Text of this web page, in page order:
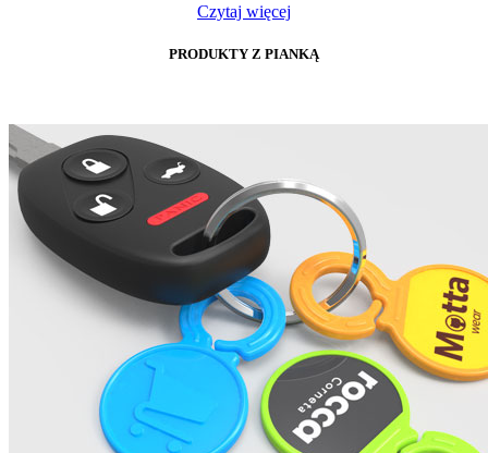
Czytaj więcej
PRODUKTY Z PIANKĄ